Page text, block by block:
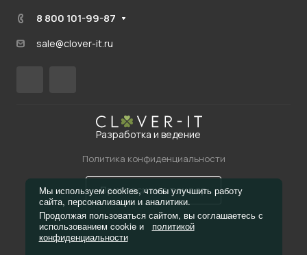
8 800 101-99-87
sale@clover-it.ru
Пригласить в тендер
Политика конфиденциальности
Разработка и ведение
Мы используем cookies, чтобы улучшить работу
сайта, персонализации и аналитики.
Продолжая пользоваться сайтом, вы соглашаетесь с
использованием cookie и
политикой
конфиденциальности